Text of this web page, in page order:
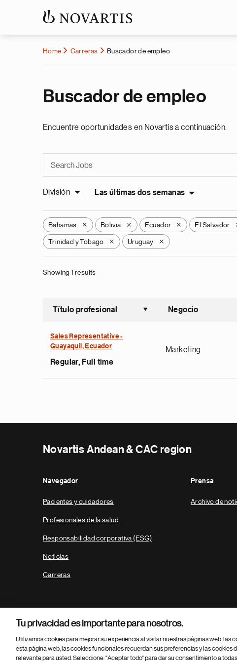
Home Carreras Buscador de empleo
Buscador de empleo
Encuentre oportunidades en Novartis a continuación.
División Las últimas dos semanas
Bahamas X Bolivia X Ecuador X El Salvador
Trinidad y Tobago X Uruguay X
Showing 1 results
Título profesional
Ordenar
Negocio
Sales Representative -
Guayaquil, Ecuador
Regular, Full time
Marketing
Novartis Andean & CAC region
Navegador
Pacientes y cuidadores
Profesionales de la salud
Responsabilidad corporativa (ESG)
Noticias
Carreras
Prensa
Archivo de
Parte
© 2026 Novartis AG
Tu privacidad es importante para nosotros.
Utilizamos cookies para mejorar su experiencia al visitar nuestras páginas web: las
esta página web, las cookies funcionales recuerdan sus preferencias y las cookies
relevante para usted. Seleccione: "Aceptar todo" para dar su consentimiento a